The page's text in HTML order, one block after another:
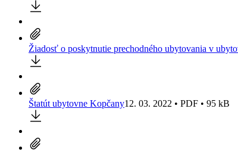
Žiadosť o poskytnutie prechodného ubytovania v
Štatút ubytovne Kopčany12. 03. 2022 • PDF • 95 kB